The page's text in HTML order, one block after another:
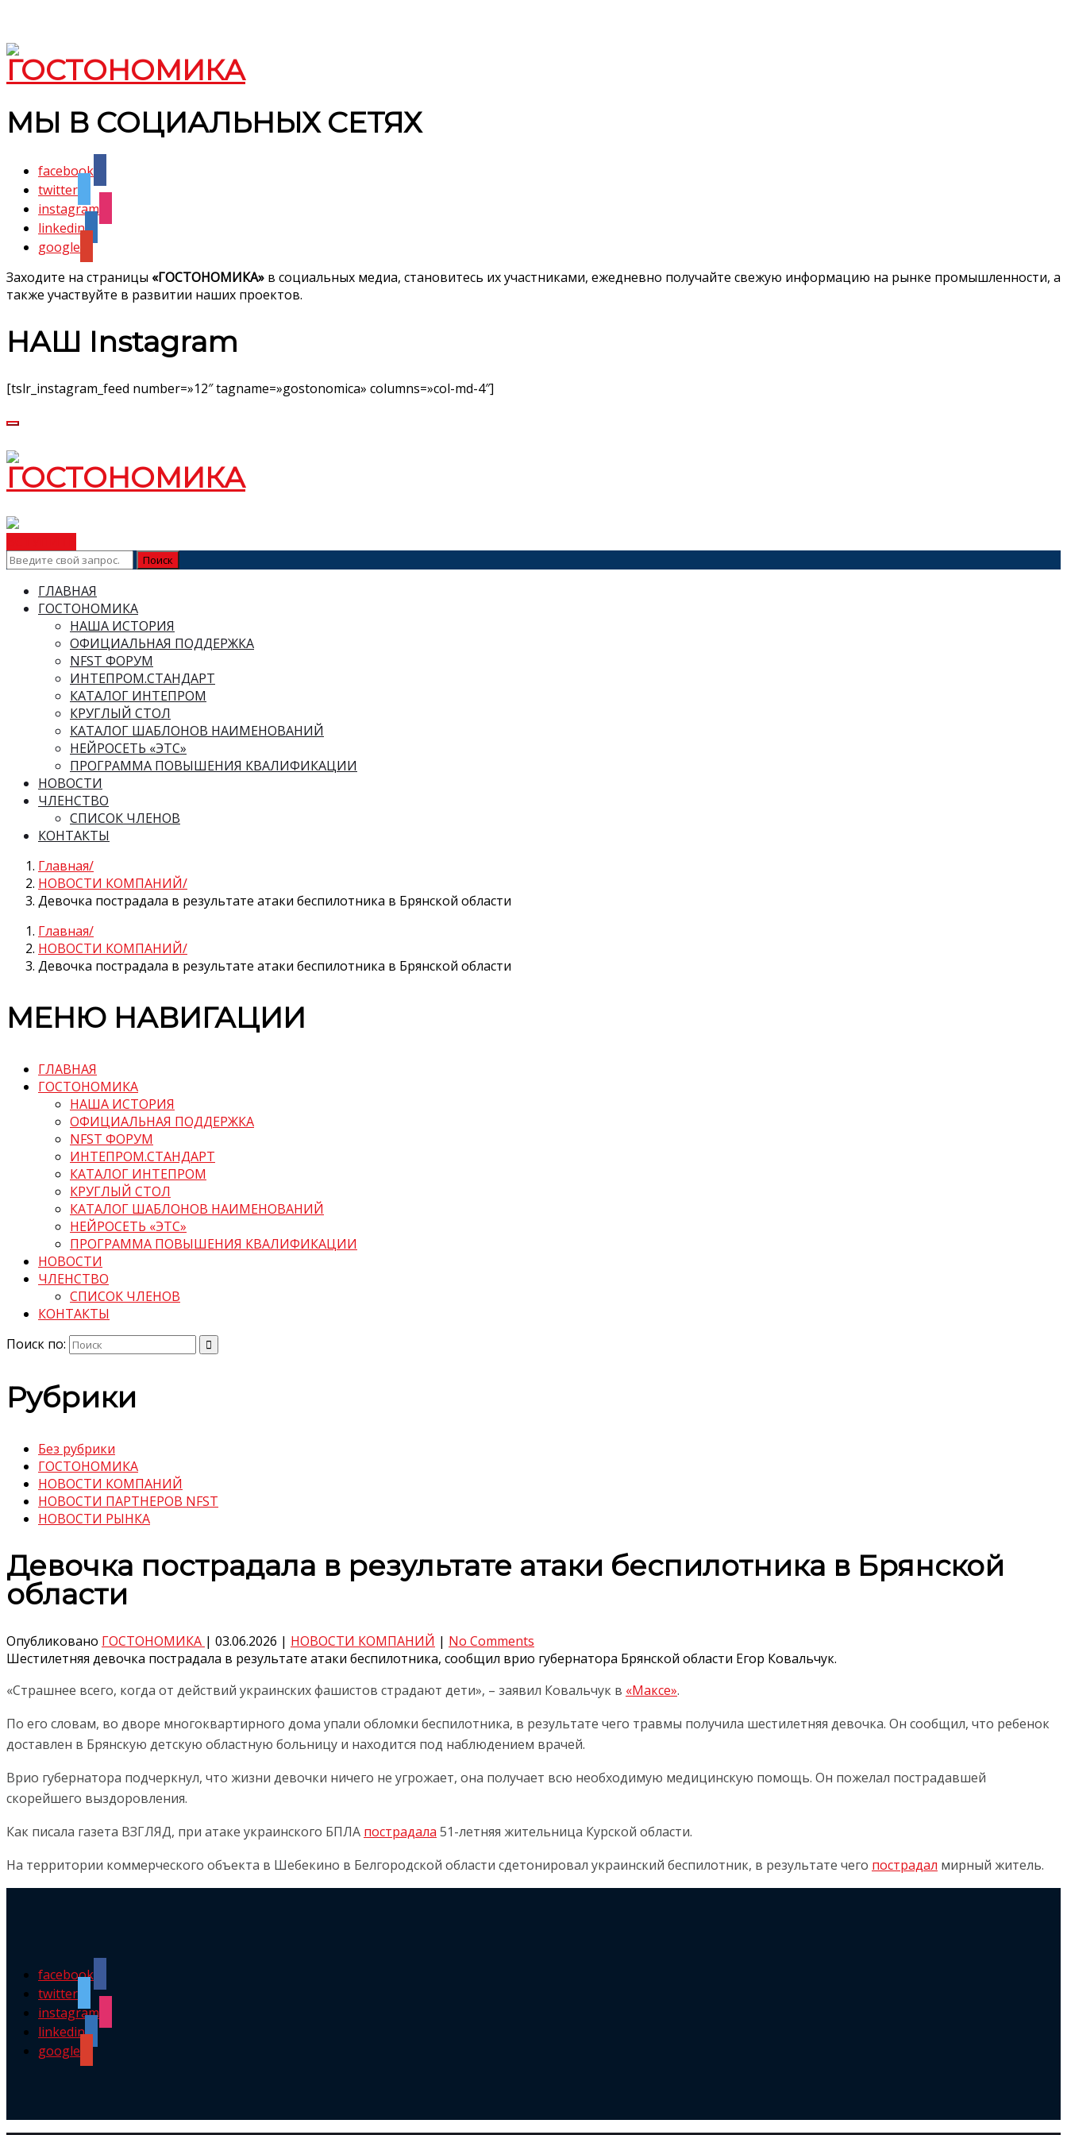
МЫ В СОЦИАЛЬНЫХ СЕТЯХ
facebook
twitter
instagram
linkedin
google
Заходите на страницы «ГОСТОНОМИКА» в социальных медиа, становитесь их участниками, ежедневно получайте свежую информацию на рынке промышленности, а
также участвуйте в развитии наших проектов.
НАШ Instagram
[tslr_instagram_feed number=»12″ tagname=»gostonomica» columns=»col-md-4″]
ГЛАВНАЯ
ГОСТОНОМИКА
НАША ИСТОРИЯ
ОФИЦИАЛЬНАЯ ПОДДЕРЖКА
NFST ФОРУМ
ИНТЕПРОМ.СТАНДАРТ
КАТАЛОГ ИНТЕПРОМ
КРУГЛЫЙ СТОЛ
КАТАЛОГ ШАБЛОНОВ НАИМЕНОВАНИЙ
НЕЙРОСЕТЬ «ЭТС»
ПРОГРАММА ПОВЫШЕНИЯ КВАЛИФИКАЦИИ
НОВОСТИ
ЧЛЕНСТВО
СПИСОК ЧЛЕНОВ
КОНТАКТЫ
Главная
НОВОСТИ КОМПАНИЙ
Девочка пострадала в результате атаки беспилотника в Брянской области
Главная
НОВОСТИ КОМПАНИЙ
Девочка пострадала в результате атаки беспилотника в Брянской области
МЕНЮ НАВИГАЦИИ
ГЛАВНАЯ
ГОСТОНОМИКА
НАША ИСТОРИЯ
ОФИЦИАЛЬНАЯ ПОДДЕРЖКА
NFST ФОРУМ
ИНТЕПРОМ.СТАНДАРТ
КАТАЛОГ ИНТЕПРОМ
КРУГЛЫЙ СТОЛ
КАТАЛОГ ШАБЛОНОВ НАИМЕНОВАНИЙ
НЕЙРОСЕТЬ «ЭТС»
ПРОГРАММА ПОВЫШЕНИЯ КВАЛИФИКАЦИИ
НОВОСТИ
ЧЛЕНСТВО
СПИСОК ЧЛЕНОВ
КОНТАКТЫ
Поиск по:
Рубрики
Без рубрики
ГОСТОНОМИКА
НОВОСТИ КОМПАНИЙ
НОВОСТИ ПАРТНЕРОВ NFST
НОВОСТИ РЫНКА
Девочка пострадала в результате атаки беспилотника в Брянской
области
Опубликовано ГОСТОНОМИКА | 03.06.2026 | НОВОСТИ КОМПАНИЙ | No Comments
Шестилетняя девочка пострадала в результате атаки беспилотника, сообщил врио губернатора Брянской области Егор Ковальчук.
«Страшнее всего, когда от действий украинских фашистов страдают дети», – заявил Ковальчук в «Максе».
По его словам, во дворе многоквартирного дома упали обломки беспилотника, в результате чего травмы получила шестилетняя девочка. Он сообщил, что ребенок
доставлен в Брянскую детскую областную больницу и находится под наблюдением врачей.
Врио губернатора подчеркнул, что жизни девочки ничего не угрожает, она получает всю необходимую медицинскую помощь. Он пожелал пострадавшей
скорейшего выздоровления.
Как писала газета ВЗГЛЯД, при атаке украинского БПЛА пострадала 51-летняя жительница Курской области.
На территории коммерческого объекта в Шебекино в Белгородской области сдетонировал украинский беспилотник, в результате чего пострадал мирный житель.
facebook
twitter
instagram
linkedin
google